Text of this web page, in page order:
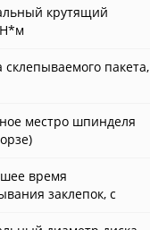
крутящий
пакета,
местро шпинделя
время
заклепок, с